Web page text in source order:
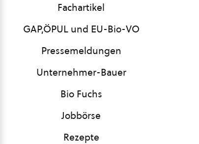
Fachartikel
GAP,ÖPUL und EU-Bio-VO
Pressemeldungen
Unternehmer-Bauer
Bio Fuchs
Jobbörse
Rezepte